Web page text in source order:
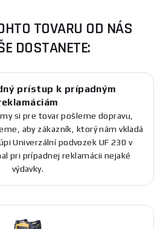
TOVARU OD NÁS
DOSTANETE:
prístup k prípadným
si pre tovar pošleme dopravu,
aby zákazník, ktorý nám vkladá
Univerzální podvozek UF 230 v
pri prípadnej reklamácii nejaké
výdavky.